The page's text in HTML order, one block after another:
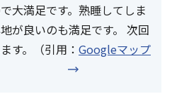
大満足です。熟睡してしま
が良いのも満足です。 次回
す。（引用： Googleマップ